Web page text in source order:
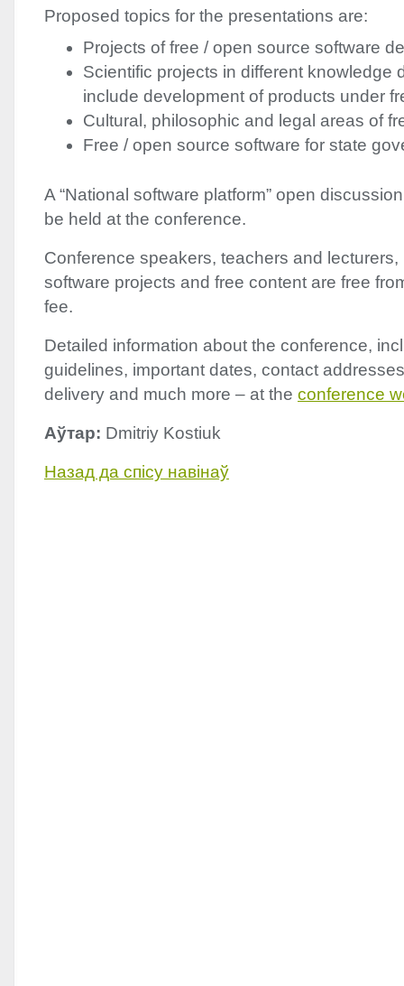
Proposed topics for the presentations are:
Projects of free / open source software
Scientific projects in different knowledge
include development of products under
Cultural, philosophic and legal areas of
Free / open source software for state
A “National software platform” open
be held at the conference.
Conference speakers, teachers and
software projects and free content are free
fee.
Detailed information about the conference,
guidelines, important dates, contact
delivery and much more – at the conference
Аўтар: Dmitriy Kostiuk
Назад да спісу навінаў